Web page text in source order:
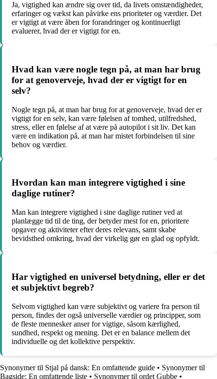
Ja, vigtighed kan ændre sig over tid, da livets omstændigheder,
erfaringer og vækst kan påvirke ens prioriteter og værdier. Det
er vigtigt at være åben for forandringer og kontinuerligt
evaluerer, hvad der er vigtigt for en.
Hvad kan være nogle tegn på, at man har brug
for at genoverveje, hvad der er vigtigt for en
selv?
Nogle tegn på, at man har brug for at genoverveje, hvad der er
vigtigt for en selv, kan være følelsen af tomhed, utilfredshed,
stress, eller en følelse af at være på autopilot i sit liv. Det kan
være en indikation på, at man har mistet forbindelsen til sine
behov og værdier.
Hvordan kan man integrere vigtighed i sine
daglige rutiner?
Man kan integrere vigtighed i sine daglige rutiner ved at
planlægge tid til de ting, der betyder mest for en, prioritere
opgaver og aktiviteter efter deres relevans, samt skabe
bevidsthed omkring, hvad der virkelig gør en glad og opfyldt.
Har vigtighed en universel betydning, eller er det
et subjektivt begreb?
Selvom vigtighed kan være subjektivt og variere fra person til
person, findes der også universelle værdier og principper, som
de fleste mennesker anser for vigtige, såsom kærlighed,
sundhed, respekt og mening. Det er en balance mellem det
individuelle og det kollektive perspektiv.
Synonymer til Stjal på dansk: En omfattende guide • Synonymer til
Bagside: En omfattende liste • Synonymer til ordet Gubbe •